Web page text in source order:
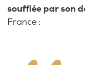
soufflée par son
France :